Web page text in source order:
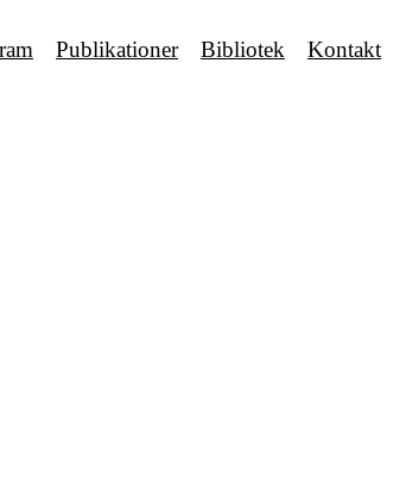
Publikationer Bibliotek Kontakt